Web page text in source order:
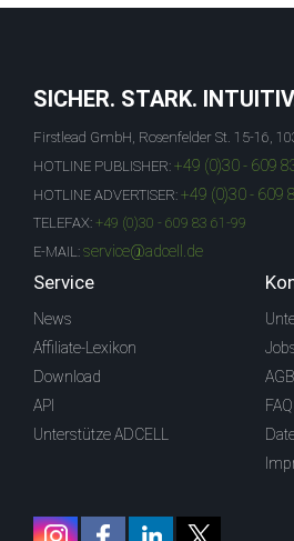
SICHER. STARK.
Firstlead GmbH, Rosenfelder St. 15-16,
HOTLINE PUBLISHER: +49 (0)30 - 609
HOTLINE ADVERTISER: +49 (0)30 - 609
TELEFAX: +49 (0)30 - 609 83 61-99
E-MAIL: service@adcell.de
Service
News
Affiliate-Lexikon
Download
API
Unterstütze ADCELL
FAQ